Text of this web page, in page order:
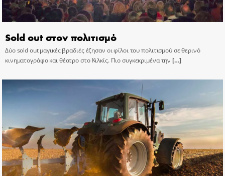
Sold out στον πολιτισμό
Δύο sold out μαγικές βραδιές έζησαν οι φίλοι του πολιτισμού σε θερινό
κινηματογράφο και θέατρο στο Κιλκίς. Πιο συγκεκριμένα την […]